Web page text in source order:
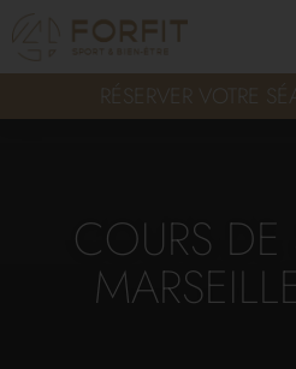
RÉSERVER VOTRE
COURS DE